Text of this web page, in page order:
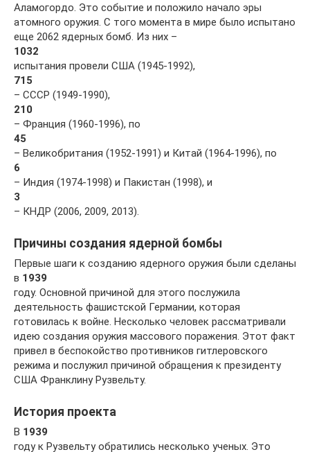
Аламогордо. Это событие и положило начало эры
атомного оружия. С того момента в мире было испытано
еще 2062 ядерных бомб. Из них –
1032
испытания провели США (1945-1992),
715
– СССР (1949-1990),
210
– Франция (1960-1996), по
45
– Великобритания (1952-1991) и Китай (1964-1996), по
6
– Индия (1974-1998) и Пакистан (1998), и
3
– КНДР (2006, 2009, 2013).
Причины создания ядерной бомбы
Первые шаги к созданию ядерного оружия были сделаны
в 1939
году. Основной причиной для этого послужила
деятельность фашистской Германии, которая
готовилась к войне. Несколько человек рассматривали
идею создания оружия массового поражения. Этот факт
привел в беспокойство противников гитлеровского
режима и послужил причиной обращения к президенту
США Франклину Рузвельту.
История проекта
В 1939
году к Рузвельту обратились несколько ученых. Это